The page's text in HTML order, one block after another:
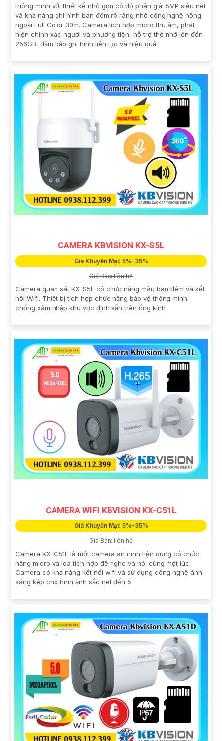
thông minh với thiết kế nhỏ gọn có độ phân giải 5MP siêu nét
và khả năng ghi hình ban đêm rõ ràng nhờ công nghệ hồng
ngoại Full Color 30m. Camera tích hợp micro thu âm, phát
hiện chính xác người và phương tiện, hỗ trợ thẻ nhớ lên đến
256GB, đảm bảo ghi hình liên tục và hiệu quả
CAMERA KBVISION KX-S5L
Giá Khuyến Mại: 5%-35%
Giá Bán: liên hệ
Camera quan sát KX-S5L có chức năng màu ban đêm và kết
nối Wifi. Thiết bị tích hợp chức năng bảo vệ thông minh
chống xâm nhập khu vực định sẵn trên ống kính
CAMERA WIFI KBVISION KX-C51L
Giá Khuyến Mại: 5%-35%
Giá Bán: liên hệ
Camera KX-C51L là một camera an ninh tiện dụng có chức
năng micro và loa tích hợp để nghe và nói cùng một lúc.
Camera có khả năng kết nối wifi và sử dụng công nghệ ánh
sáng kép cho hình ảnh sắc nét đến 5